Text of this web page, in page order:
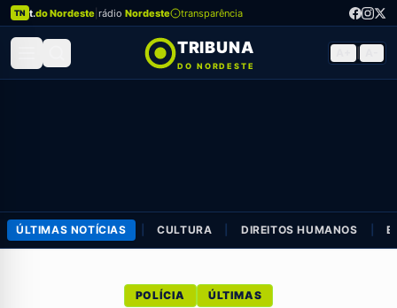
TN t.do Nordeste rádio Nordeste transparência
TRIBUNA
DO NORDESTE
ÚLTIMAS NOTÍCIAS CULTURA DIREITOS HUMANOS
POLÍCIA ÚLTIMAS